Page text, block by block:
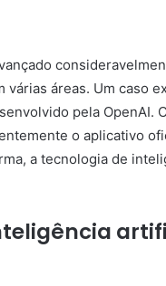
várias áreas. Um caso
pela OpenAI.
o aplicativo
a tecnologia de